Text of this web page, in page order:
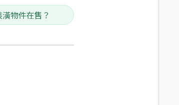
物件在售？